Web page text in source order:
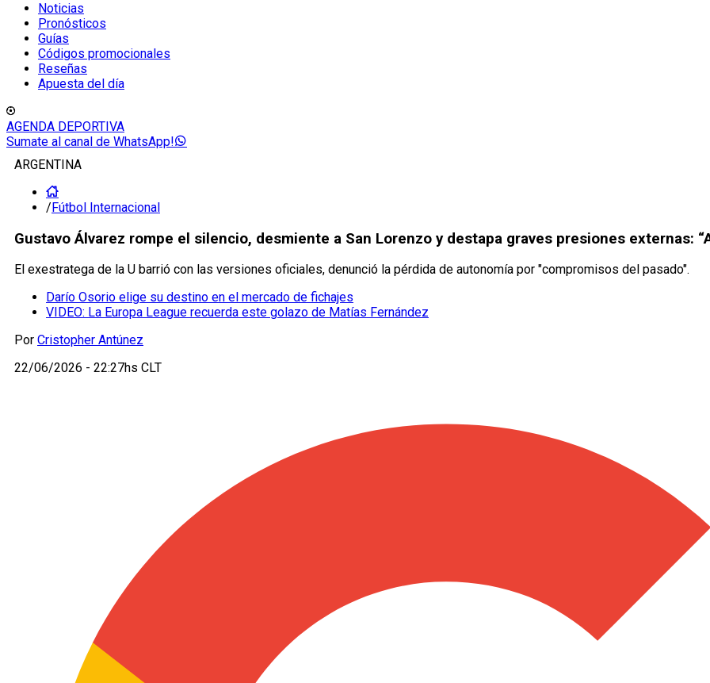
Noticias
Pronósticos
Guías
Códigos promocionales
Reseñas
Apuesta del día
AGENDA DEPORTIVA
Sumate al canal de WhatsApp!
ARGENTINA
/Fútbol Internacional
Gustavo Álvarez rompe el silencio, desmiente a San Lorenzo y destapa graves presiones externas:
El exestratega de la U barrió con las versiones oficiales, denunció la pérdida de autonomía por "compromisos del pasado".
Darío Osorio elige su destino en el mercado de fichajes
VIDEO: La Europa League recuerda este golazo de Matías Fernández
Por Cristopher Antúnez
22/06/2026 - 22:27hs CLT